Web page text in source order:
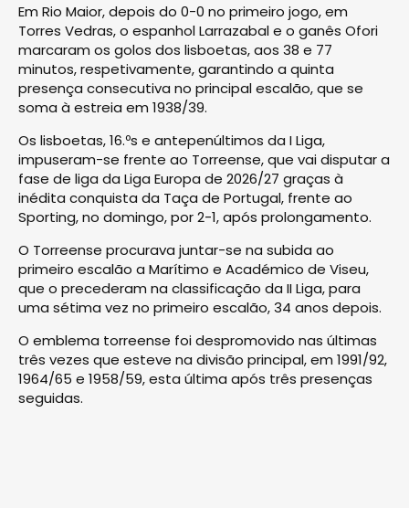
Em Rio Maior, depois do 0-0 no primeiro jogo, em
Torres Vedras, o espanhol Larrazabal e o ganês Ofori
marcaram os golos dos lisboetas, aos 38 e 77
minutos, respetivamente, garantindo a quinta
presença consecutiva no principal escalão, que se
soma à estreia em 1938/39.
Os lisboetas, 16.ºs e antepenúltimos da I Liga,
impuseram-se frente ao Torreense, que vai disputar a
fase de liga da Liga Europa de 2026/27 graças à
inédita conquista da Taça de Portugal, frente ao
Sporting, no domingo, por 2-1, após prolongamento.
O Torreense procurava juntar-se na subida ao
primeiro escalão a Marítimo e Académico de Viseu,
que o precederam na classificação da II Liga, para
uma sétima vez no primeiro escalão, 34 anos depois.
O emblema torreense foi despromovido nas últimas
três vezes que esteve na divisão principal, em 1991/92,
1964/65 e 1958/59, esta última após três presenças
seguidas.